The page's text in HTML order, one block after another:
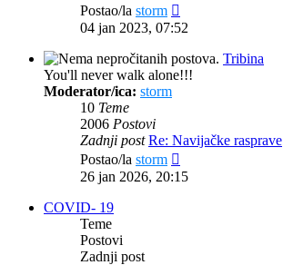
Postao/la storm
post
04 jan 2023, 07:52
Tribina
You'll never walk alone!!!
Moderator/ica: storm
10 Teme
2006 Postovi
Zadnji post Re: Navijačke rasprave
Postao/la storm
post
26 jan 2026, 20:15
COVID- 19
Teme
Postovi
Zadnji post